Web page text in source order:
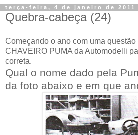
terça-feira, 4 de janeiro de 2011
Quebra-cabeça (24)
Começando o ano com uma
CHAVEIRO PUMA da Automodelli
correta.
Qual o nome dado pela
da foto abaixo e em que